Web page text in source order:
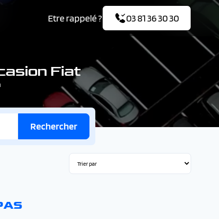
Etre rappelé ? 03 81 36 30 30
Fiat
Rechercher